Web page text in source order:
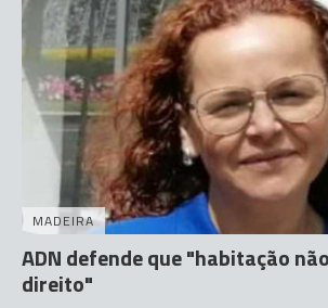
MADEIRA
ADN defende que "habitação
direito"